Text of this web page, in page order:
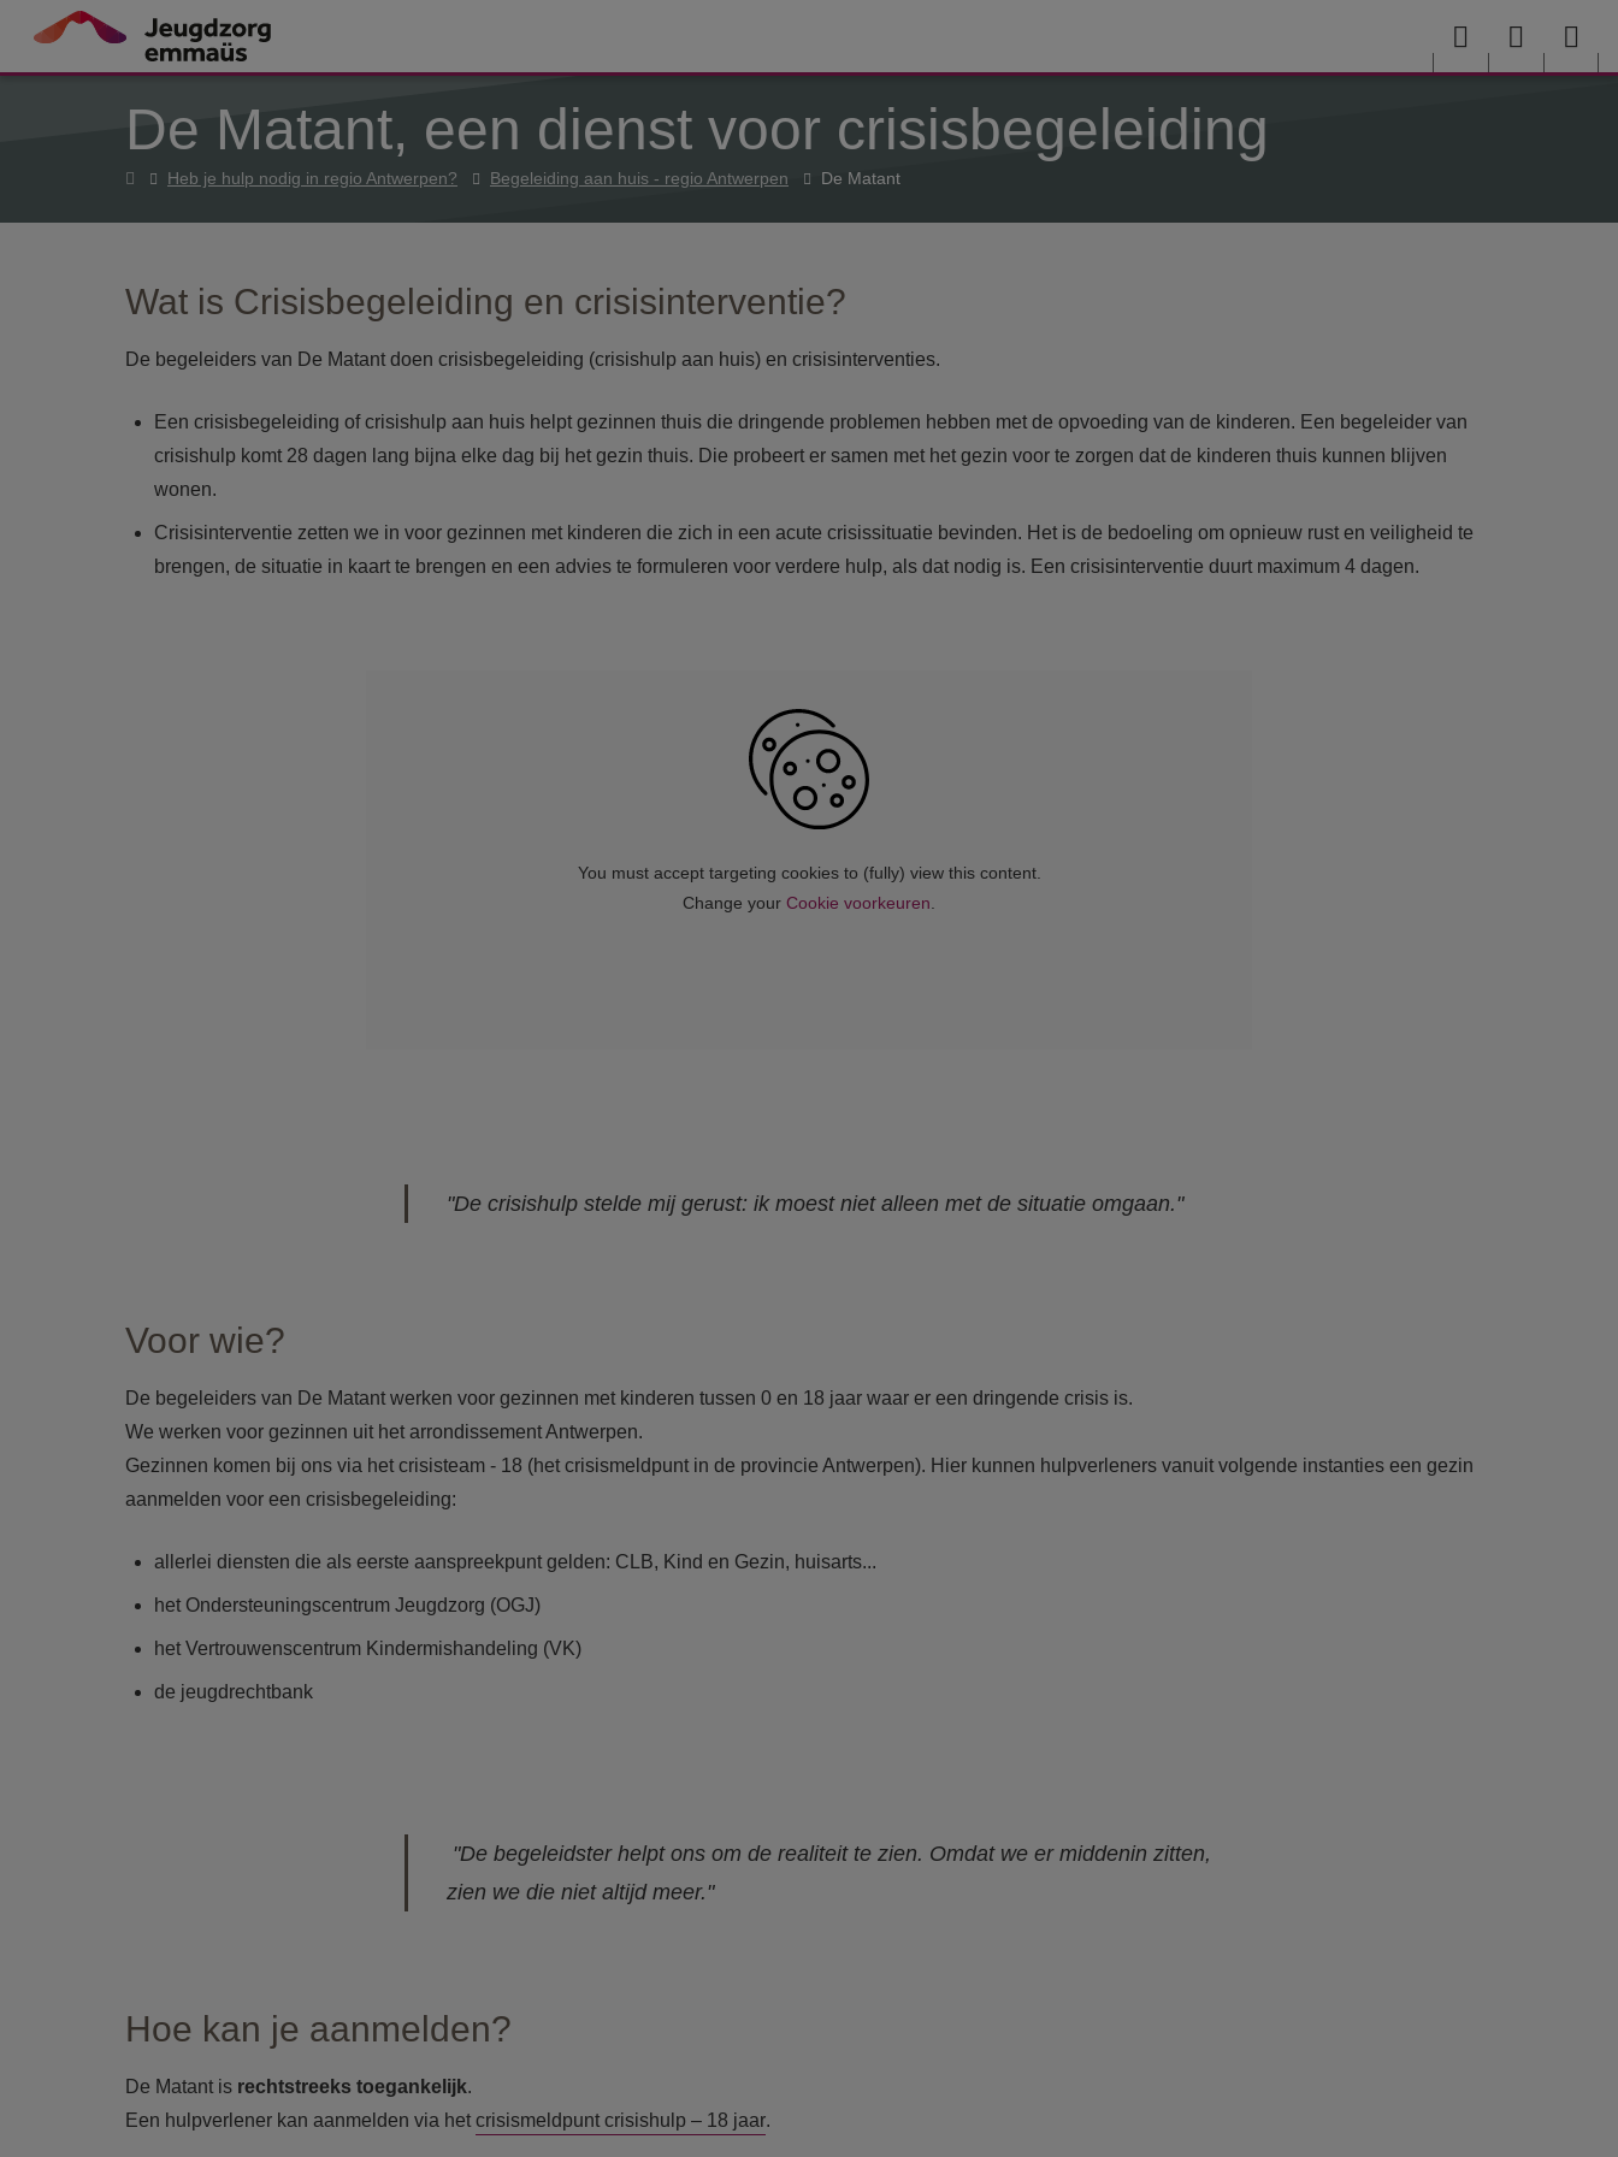
Overslaan en naar de inhoud gaan
Menu User
De Matant, een dienst voor crisisbegeleiding
HomeHeb je hulp nodig in regio Antwerpen? Begeleiding aan huis - regio Antwerpen De Matant
Wat is Crisisbegeleiding en crisisinterventie?
De begeleiders van De Matant doen crisisbegeleiding (crisishulp aan huis) en crisisinterventies.
Een crisisbegeleiding of crisishulp aan huis helpt gezinnen thuis die dringende problemen hebben met de opvoeding van de kinderen. Een begeleider van
crisishulp komt 28 dagen lang bijna elke dag bij het gezin thuis. Die probeert er samen met het gezin voor te zorgen dat de kinderen thuis kunnen blijven
wonen.
Crisisinterventie zetten we in voor gezinnen met kinderen die zich in een acute crisissituatie bevinden. Het is de bedoeling om opnieuw rust en veiligheid te
brengen, de situatie in kaart te brengen en een advies te formuleren voor verdere hulp, als dat nodig is. Een crisisinterventie duurt maximum 4 dagen.
"De crisishulp stelde mij gerust: ik moest niet alleen met de situatie omgaan."
Voor wie?
De begeleiders van De Matant werken voor gezinnen met kinderen tussen 0 en 18 jaar waar er een dringende crisis is.
We werken voor gezinnen uit het arrondissement Antwerpen.
Gezinnen komen bij ons via het crisisteam - 18 (het crisismeldpunt in de provincie Antwerpen). Hier kunnen hulpverleners vanuit volgende instanties een gezin
aanmelden voor een crisisbegeleiding:
allerlei diensten die als eerste aanspreekpunt gelden: CLB, Kind en Gezin, huisarts...
het Ondersteuningscentrum Jeugdzorg (OGJ)
het Vertrouwenscentrum Kindermishandeling (VK)
de jeugdrechtbank
"De begeleidster helpt ons om de realiteit te zien. Omdat we er middenin zitten,
zien we die niet altijd meer."
Hoe kan je aanmelden?
De Matant is rechtstreeks toegankelijk.
Een hulpverlener kan aanmelden via het crisismeldpunt crisishulp – 18 jaar.